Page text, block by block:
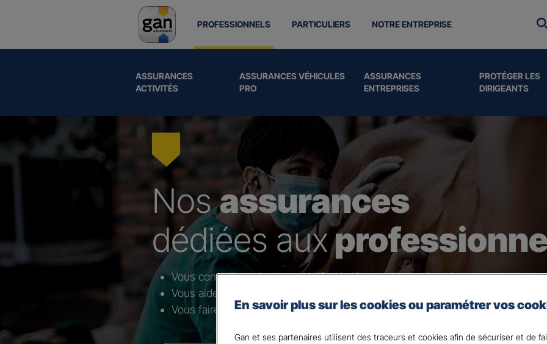
PROFESSIONNELS
ASSURANCES
ACTIVITÉS
ASSURANCES VÉHICULES
PRO
ASSURANCES
ENTREPRISES
PROTÉGER LES
DIRIGEANTS
PARTICULIERS NOTRE ENTREPRISE
Nosassurances
dédiées aux
Vous conseiller selon les spécificités de votre activité et de votre situation.
Vous aider à mettre en place des moyens de prévention au cœur de votre
Vous faire bénéficier de notre expertise et réactivité en cas de sinistre.
En savoir plus sur les cookies ou paramétrer vos
Gan et ses partenaires utilisent des traceurs et cookies afin de sécuriser et de